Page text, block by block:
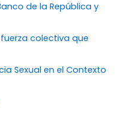
de la República y
colectiva que
Sexual en el Contexto